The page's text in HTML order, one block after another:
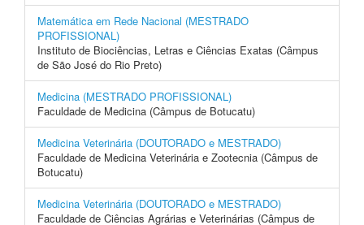
Matemática em Rede Nacional (MESTRADO
PROFISSIONAL)
Instituto de Biociências, Letras e Ciências Exatas (Câmpus
de São José do Rio Preto)
Medicina (MESTRADO PROFISSIONAL)
Faculdade de Medicina (Câmpus de Botucatu)
Medicina Veterinária (DOUTORADO e MESTRADO)
Faculdade de Medicina Veterinária e Zootecnia (Câmpus de
Botucatu)
Medicina Veterinária (DOUTORADO e MESTRADO)
Faculdade de Ciências Agrárias e Veterinárias (Câmpus de